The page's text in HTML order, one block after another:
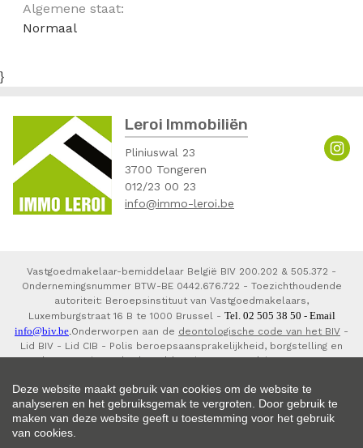
Algemene staat:
Normaal
}
Leroi Immobiliën
Pliniuswal 23
3700 Tongeren
012/23 00 23
info@immo-leroi.be
Vastgoedmakelaar-bemiddelaar België BIV 200.202 & 505.372 -
Ondernemingsnummer BTW-BE 0442.676.722 - Toezichthoudende
autoriteit: Beroepsinstituut van Vastgoedmakelaars,
Luxemburgstraat 16 B te 1000 Brussel - Tel. 02 505 38 50 - Email
info@biv.be.Onderworpen aan de deontologische code van het BIV -
Lid BIV - Lid CIB - Polis beroepsaansprakelijkheid, borgstelling en
waarborgorganisme derdengelden via NV AXA Belgium 730.390.160,
Deze website maakt gebruik van cookies om de website te
analyseren en het gebruiksgemak te vergroten. Door gebruik te
maken van deze website geeft u toestemming voor het gebruik
van cookies.